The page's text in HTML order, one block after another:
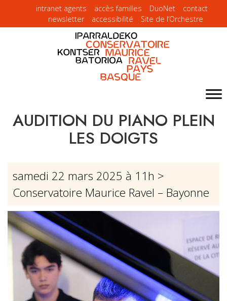
intranet agents accès familles DuoNet
contact
newsletter
accessibilité Site de l’Orchestre
AUDITION DU PIANO PLEIN
LES DOIGTS
samedi 22 mars 2025 à 11h >
Conservatoire Maurice Ravel – Bayonne